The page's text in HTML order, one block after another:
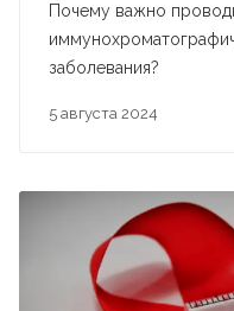
5 августа 2024
Почему важно
заболевания?